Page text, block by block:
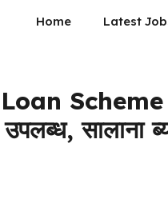
Home Latest
सालाना